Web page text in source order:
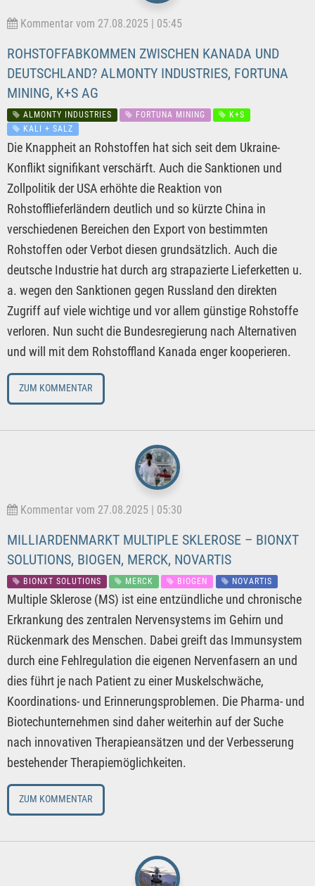
Kommentar vom 27.08.2025 | 05:45
ROHSTOFFABKOMMEN ZWISCHEN KANADA UND
DEUTSCHLAND? ALMONTY INDUSTRIES, FORTUNA
MINING, K+S AG
ALMONTY INDUSTRIES FORTUNA MINING
K+S
KALI + SALZ
Die Knappheit an Rohstoffen hat sich seit dem Ukraine-
Konflikt signifikant verschärft. Auch die Sanktionen und
Zollpolitik der USA erhöhte die Reaktion von
Rohstofflieferländern deutlich und so kürzte China in
verschiedenen Bereichen den Export von bestimmten
Rohstoffen oder Verbot diesen grundsätzlich. Auch die
deutsche Industrie hat durch arg strapazierte Lieferketten u.
a. wegen den Sanktionen gegen Russland den direkten
Zugriff auf viele wichtige und vor allem günstige Rohstoffe
verloren. Nun sucht die Bundesregierung nach Alternativen
und will mit dem Rohstoffland Kanada enger kooperieren.
ZUM KOMMENTAR
Kommentar vom 27.08.2025 | 05:30
MILLIARDENMARKT MULTIPLE SKLEROSE – BIONXT
SOLUTIONS, BIOGEN, MERCK, NOVARTIS
BIONXT SOLUTIONS MERCK BIOGEN NOVARTIS
Multiple Sklerose (MS) ist eine entzündliche und chronische
Erkrankung des zentralen Nervensystems im Gehirn und
Rückenmark des Menschen. Dabei greift das Immunsystem
durch eine Fehlregulation die eigenen Nervenfasern an und
dies führt je nach Patient zu einer Muskelschwäche,
Koordinations- und Erinnerungsproblemen. Die Pharma- und
Biotechunternehmen sind daher weiterhin auf der Suche
nach innovativen Therapieansätzen und der Verbesserung
bestehender Therapiemöglichkeiten.
ZUM KOMMENTAR